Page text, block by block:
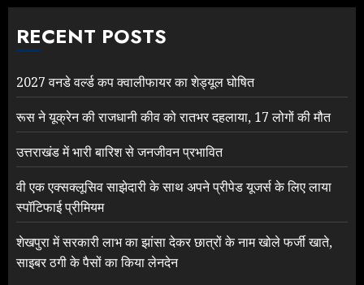
RECENT POSTS
2027 वनडे वर्ल्ड कप क्वालीफायर का शेड्यूल घोषित
रूस ने यूक्रेन की राजधानी कीव को रातभर दहलाया, 17 लोगों की मौत
उत्तराखंड में भारी बारिश से जनजीवन प्रभावित
वी एक एक्सक्लूसिव साझेदारी के साथ अपने प्रीपेड यूजर्स के लिए लाया
स्पॉटिफाई प्रीमियम
शेखपुरा में सरकारी लाभ का झांसा देकर छात्रों के नाम खोले फर्जी खाते,
साइबर ठगी के पैसों का किया लेनदेन